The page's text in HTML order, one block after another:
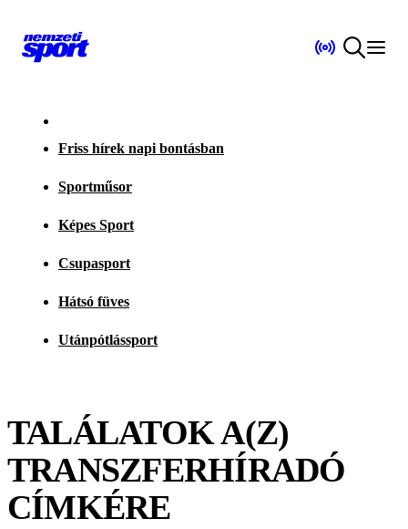
Friss hírek napi bontásban
Sportműsor
Képes Sport
Csupasport
Hátsó füves
Utánpótlássport
TALÁLATOK A(Z)
TRANSZFERHÍRADÓ
CÍMKÉRE